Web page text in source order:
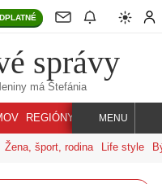
správy
má Štefánia
REGIÓNY INDEX SVET
MENU
Žena, šport, rodina Life style